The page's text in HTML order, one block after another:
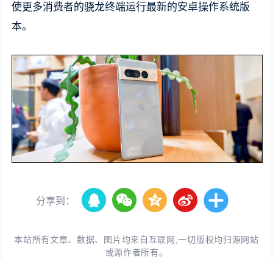
使更多消费者的骁龙终端运行最新的安卓操作系统版
本。
分享到：
本站所有文章、数据、图片均来自互联网,一切版权均归源网站
或源作者所有。